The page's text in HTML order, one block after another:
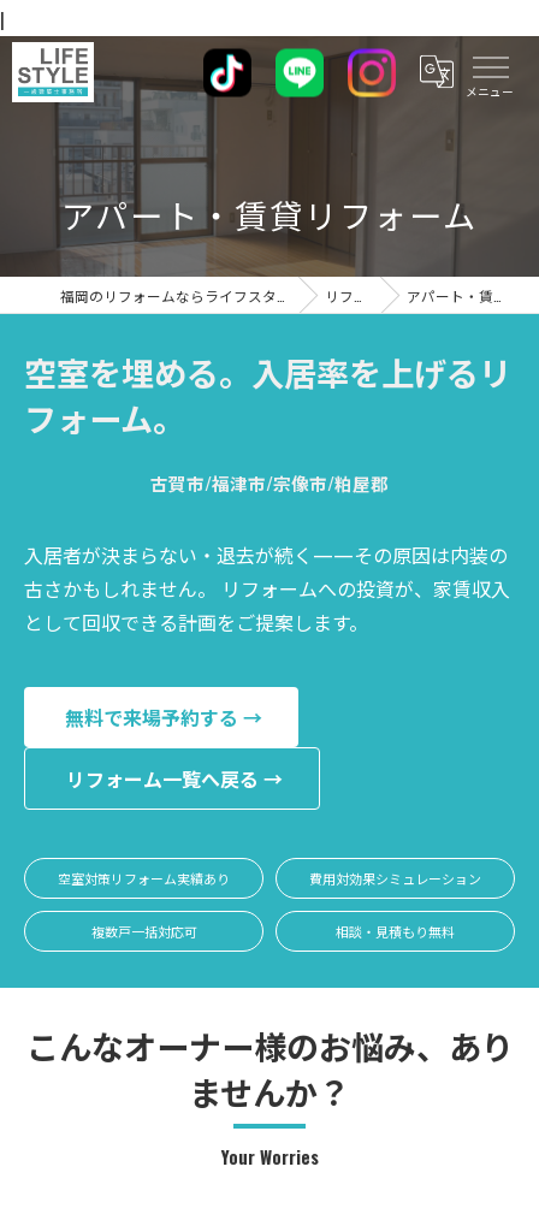
|
アパート・賃貸リフォーム
リフォーム アパート・賃貸リフォーム
空室を埋める。入居率を上げるリ
フォーム。
古賀市/福津市/宗像市/粕屋郡
入居者が決まらない・退去が続く——その原因は内装の
古さかもしれません。 リフォームへの投資が、家賃収入
として回収できる計画をご提案します。
無料で来場予約する →
リフォーム一覧へ戻る →
空室対策リフォーム実績あり 費用対効果シミュレーション
複数戸一括対応可 相談・見積もり無料
こんなオーナー様のお悩み、あり
ませんか？
Your Worries